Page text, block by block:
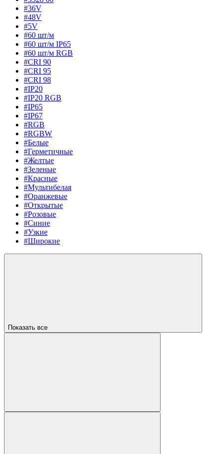
#36V
#48V
#5V
#60 шт/м
#60 шт/м IP65
#60 шт/м RGB
#CRI 90
#CRI 95
#CRI 98
#IP20
#IP20 RGB
#IP65
#IP67
#RGB
#RGBW
#Белые
#Герметичные
#Желтые
#Зеленые
#Красные
#Мультибелая
#Оранжевые
#Открытые
#Розовые
#Синие
#Узкие
#Широкие
Показать все